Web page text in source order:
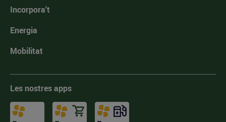
Incorpora't
Energia
Mobilitat
Les nostres apps